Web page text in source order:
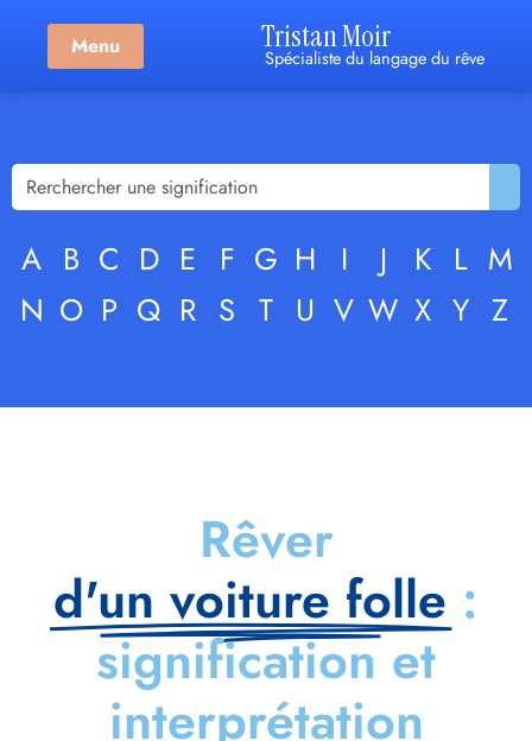
Menu Tristan Moir
Spécialiste du langage du rêve
A B C D E F G H I J K L M
N O P Q R S T U V W X Y Z
Rêver
d'un voiture folle :
signification et
interprétation